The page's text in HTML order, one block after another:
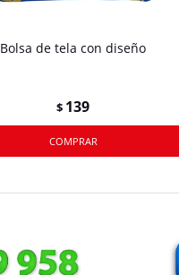
Bolsa de tela con diseño
$ 139